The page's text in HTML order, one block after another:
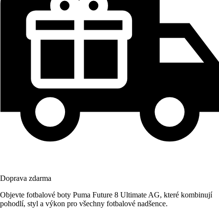
Doprava zdarma
Objevte fotbalové boty Puma Future 8 Ultimate AG, které kombinují
pohodlí, styl a výkon pro všechny fotbalové nadšence.